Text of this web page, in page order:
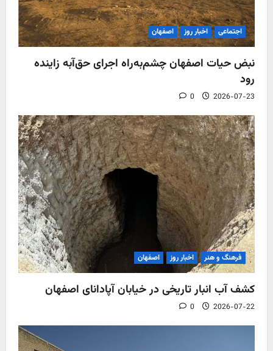
اجتماعی اخبار روز اصفهان
نبض حیات اصفهان چشم‌به‌راه اجرای حق‌آبه زاینده
رود
2026-07-23
0
فرهنگ و هنر اخبار روز اصفهان
کشف آب‌ انبار تاریخی در خیابان آپادانای اصفهان
2026-07-22
0